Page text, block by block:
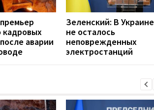
аварии
Зеленский: В Украине
не осталось
неповрежденных
электростанций